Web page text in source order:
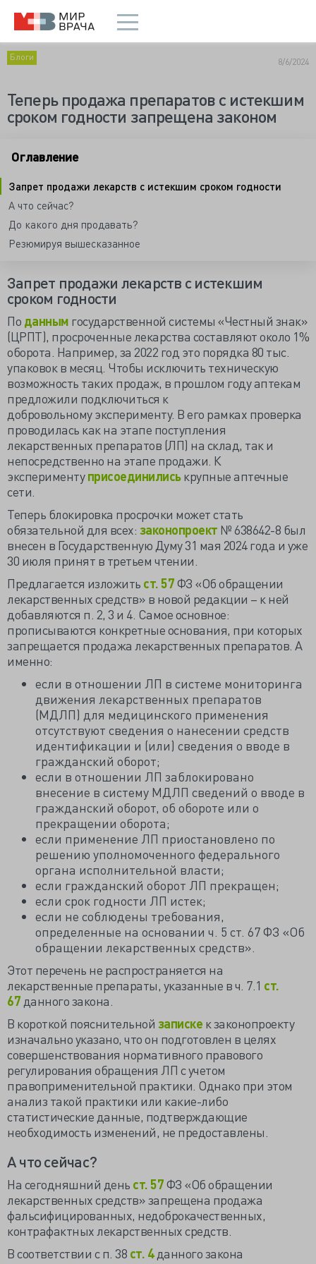
Блоги 8/6/2024
Теперь продажа препаратов с истекшим
сроком годности запрещена законом
Оглавление
Запрет продажи лекарств с истекшим сроком годности
А что сейчас?
До какого дня продавать?
Резюмируя вышесказанное
Запрет продажи лекарств с истекшим
сроком годности
По данным государственной системы «Честный знак»
(ЦРПТ), просроченные лекарства составляют около 1%
оборота. Например, за 2022 год это порядка 80 тыс.
упаковок в месяц. Чтобы исключить техническую
возможность таких продаж, в прошлом году аптекам
предложили подключиться к
добровольномуэксперименту. В его рамках проверка
проводилась как на этапе поступления
лекарственных препаратов (ЛП) на склад, так и
непосредственно на этапе продажи. К
эксперименту присоединилиськрупные аптечные
сети.
Теперь блокировка просрочки может стать
обязательной для всех: законопроект № 638642-8 был
внесен в Государственную Думу 31 мая 2024 года и уже
30 июля принят в третьем чтении.
Предлагается изложить ст. 57ФЗ «Об обращении
лекарственных средств» в новой редакции – к ней
добавляются п. 2, 3 и 4. Самое основное:
прописываются конкретные основания, при которых
запрещается продажа лекарственных препаратов. А
именно:
если в отношении ЛП в системе мониторинга
движения лекарственных препаратов
(МДЛП) для медицинского применения
отсутствуют сведения о нанесении средств
идентификации и (или) сведения о вводе в
гражданский оборот;
если в отношении ЛП заблокировано
внесение в систему МДЛП сведений о вводе в
гражданский оборот, об обороте или о
прекращении оборота;
если применение ЛП приостановлено по
решению уполномоченного федерального
органа исполнительной власти;
если гражданский оборот ЛП прекращен;
если срок годности ЛП истек;
если не соблюдены требования,
определенные на основании ч. 5 ст. 67 ФЗ «Об
обращении лекарственных средств».
Этот перечень не распространяется на
лекарственные препараты, указанные в ч. 7.1 ст.
67 данного закона.
В короткой пояснительной записке к законопроекту
изначально указано, что он подготовлен в целях
совершенствования нормативного правового
регулирования обращения ЛП с учетом
правоприменительной практики. Однако при этом
анализ такой практики или какие-либо
статистические данные, подтверждающие
необходимость изменений, не предоставлены.
А что сейчас?
На сегодняшний день ст. 57ФЗ «Об обращении
лекарственных средств» запрещена продажа
фальсифицированных, недоброкачественных,
контрафактных лекарственных средств.
В соответствии с п. 38 ст. 4 данного закона